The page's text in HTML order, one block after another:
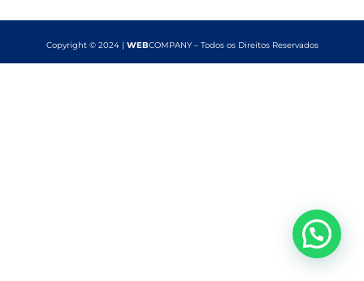
Copyright © 2024 | WEBCOMPANY – Todos os Direitos Reservados